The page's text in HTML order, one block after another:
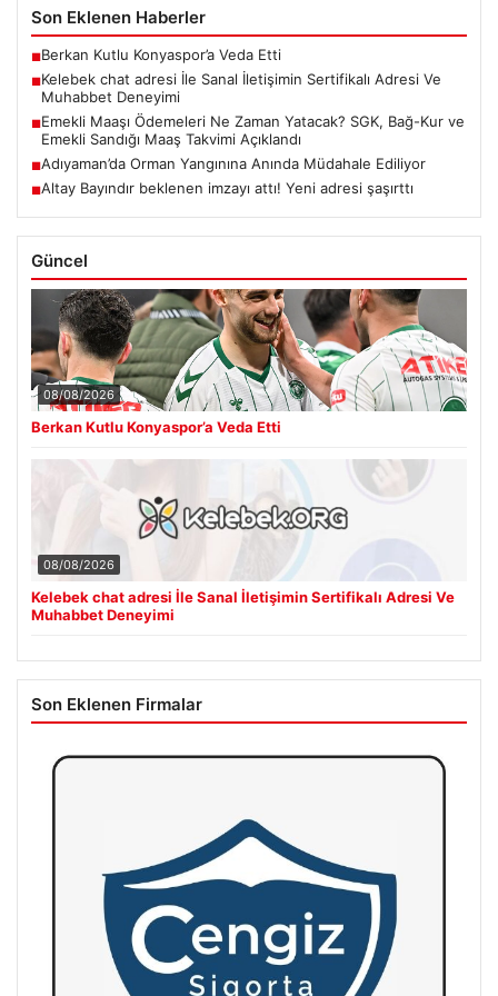
Son Eklenen Haberler
■Berkan Kutlu Konyaspor’a Veda Etti
■Kelebek chat adresi İle Sanal İletişimin Sertifikalı Adresi Ve
Muhabbet Deneyimi
■Emekli Maaşı Ödemeleri Ne Zaman Yatacak? SGK, Bağ-Kur ve
Emekli Sandığı Maaş Takvimi Açıklandı
■Adıyaman’da Orman Yangınına Anında Müdahale Ediliyor
■Altay Bayındır beklenen imzayı attı! Yeni adresi şaşırttı
Güncel
08/08/2026
Berkan Kutlu Konyaspor’a Veda Etti
08/08/2026
Kelebek chat adresi İle Sanal İletişimin Sertifikalı Adresi Ve
Muhabbet Deneyimi
Son Eklenen Firmalar